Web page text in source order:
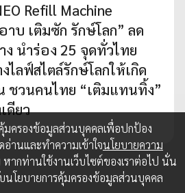
Refill Machine
าบ เติมซัก รักษ์โลก” ลด
นำร่อง 25 จุดทั่วไทย
ไลฟ์สไตล์รักษ์โลกให้เกิด
ชวนคนไทย “เติมแทนทิ้ง”
ดียว
มครองข้อมูลส่วนบุคคลเพื่อปกป้อง
านและทำความเข้าใจนโยบายความ
หากท่านใช้งานเว็บไซต์ของเราต่อไป นั่น
นโยบายการคุ้มครองข้อมูลส่วนบุคคล